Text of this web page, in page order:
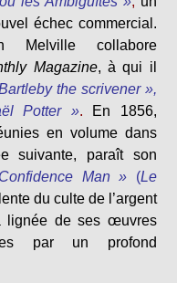
échec commercial.
Melville collabore
Magazine, à qui il
the scrivener »,
Potter ».
En 1856,
en volume dans
suivante, paraît son
Man » (Le
du culte de l’argent
lignée de ses œuvres
par un profond